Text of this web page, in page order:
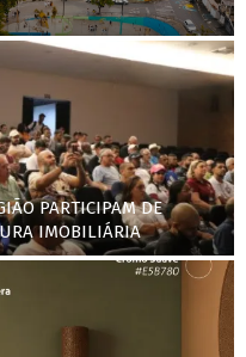
PARTICIPAM DE
IMOBILIÁRIA